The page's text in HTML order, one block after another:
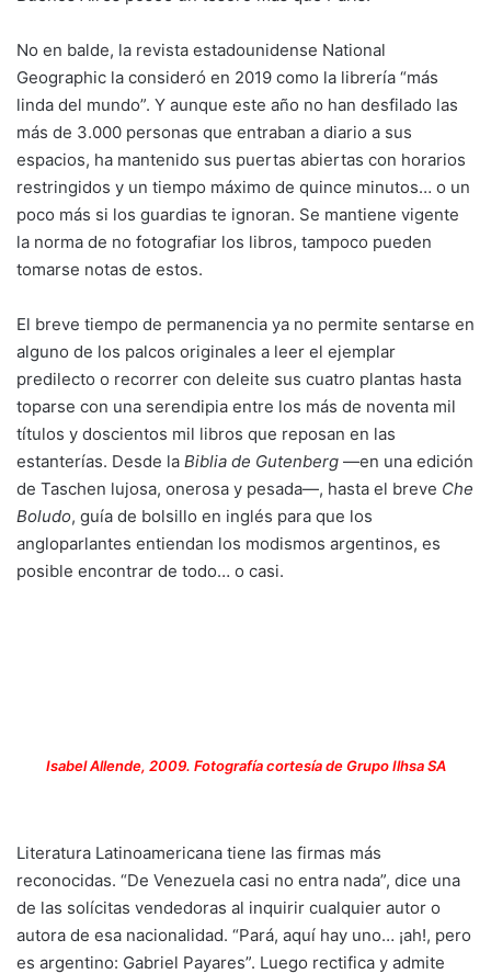
No en balde, la revista estadounidense National
Geographic la consideró en 2019 como la librería “más
linda del mundo”. Y aunque este año no han desfilado las
más de 3.000 personas que entraban a diario a sus
espacios, ha mantenido sus puertas abiertas con horarios
restringidos y un tiempo máximo de quince minutos… o un
poco más si los guardias te ignoran. Se mantiene vigente
la norma de no fotografiar los libros, tampoco pueden
tomarse notas de estos.
El breve tiempo de permanencia ya no permite sentarse en
alguno de los palcos originales a leer el ejemplar
predilecto o recorrer con deleite sus cuatro plantas hasta
toparse con una serendipia entre los más de noventa mil
títulos y doscientos mil libros que reposan en las
estanterías. Desde la Biblia de Gutenberg —en una edición
de Taschen lujosa, onerosa y pesada—, hasta el breve Che
Boludo, guía de bolsillo en inglés para que los
angloparlantes entiendan los modismos argentinos, es
posible encontrar de todo… o casi.
Isabel Allende, 2009. Fotografía cortesía de Grupo Ilhsa SA
Literatura Latinoamericana tiene las firmas más
reconocidas. “De Venezuela casi no entra nada”, dice una
de las solícitas vendedoras al inquirir cualquier autor o
autora de esa nacionalidad. “Pará, aquí hay uno… ¡ah!, pero
es argentino: Gabriel Payares”. Luego rectifica y admite